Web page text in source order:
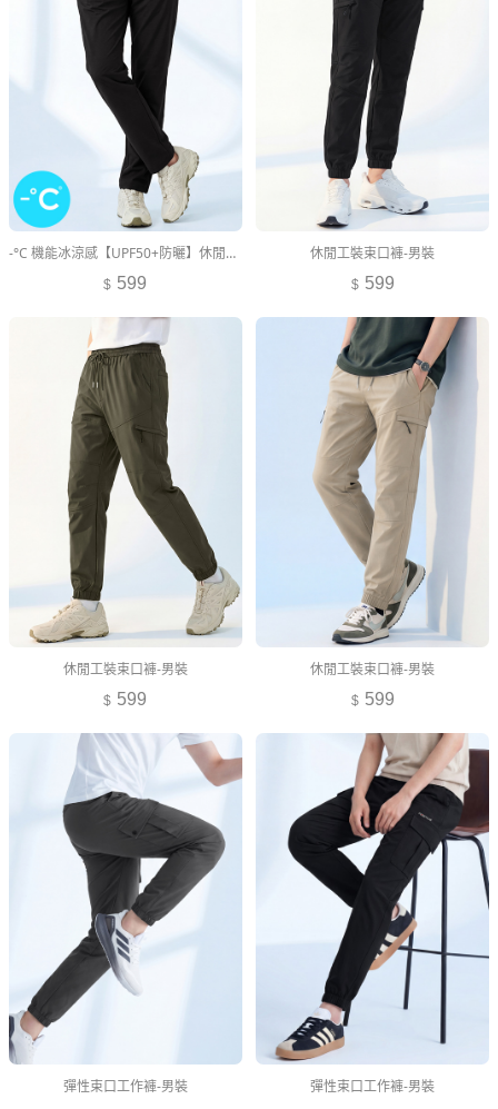
-°C 機能冰涼感【UPF50+防曬】休閒長褲-男裝
599
休閒工裝束口褲-男裝
599
休閒工裝束口褲-男裝
599
休閒工裝束口褲-男裝
599
彈性束口工作褲-男裝
彈性束口工作褲-男裝